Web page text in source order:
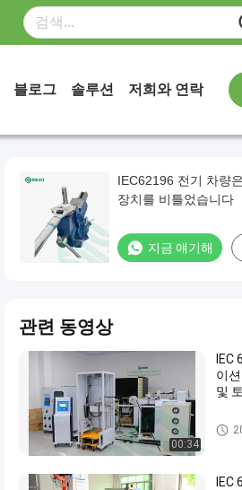
블로그 솔루션 저희와 연락
IEC62196 전기 차량
장치를 비틀었습니다
지금 얘기해
관련 동영상
00:34
이
및
전기